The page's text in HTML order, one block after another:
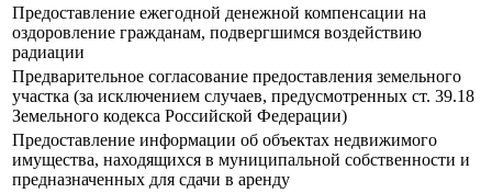
Предоставление ежегодной денежной компенсации на
оздоровление гражданам, подвергшимся воздействию
радиации
Предварительное согласование предоставления земельного
участка (за исключением случаев, предусмотренных ст. 39.18
Земельного кодекса Российской Федерации)
Предоставление информации об объектах недвижимого
имущества, находящихся в муниципальной собственности и
предназначенных для сдачи в аренду